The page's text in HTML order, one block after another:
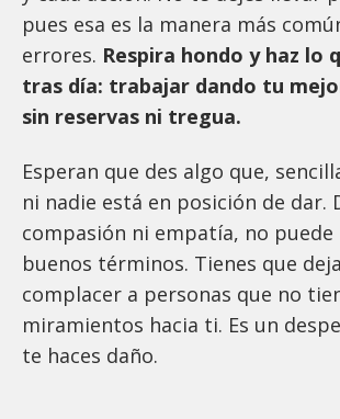
pues esa es la manera más
errores. Respira hondo y haz lo
tras día: trabajar dando tu
sin reservas ni tregua.
Esperan que des algo que,
ni nadie está en posición de dar.
compasión ni empatía, no puede
buenos términos. Tienes que
complacer a personas que no
miramientos hacia ti. Es un
te haces daño.